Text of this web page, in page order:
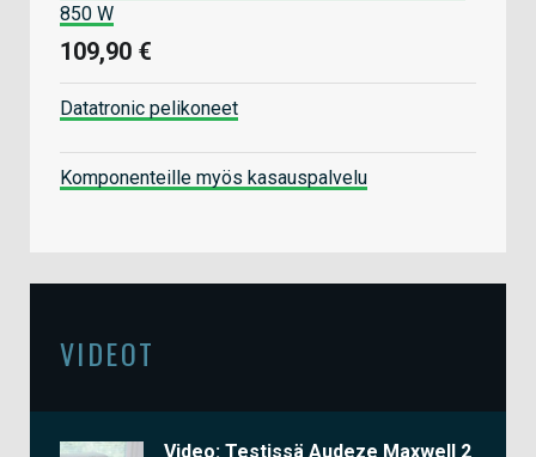
850 W
109,90 €
Datatronic pelikoneet
Komponenteille myös kasauspalvelu
VIDEOT
Video: Testissä Audeze Maxwell 2